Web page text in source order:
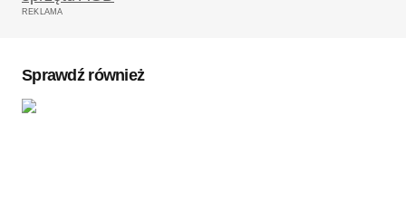
REKLAMA
Sprawdź również